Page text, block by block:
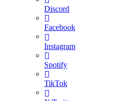
Discord
Facebook
Instagram
Spotify
TikTok